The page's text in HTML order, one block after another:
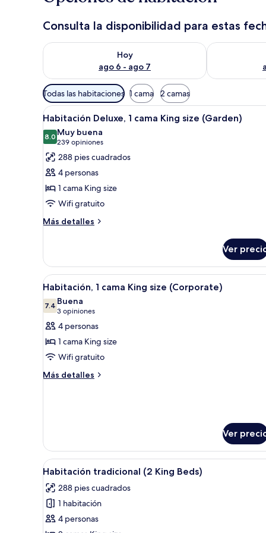
Consulta la disponibilidad para estas
Hoy
ago 6 - ago 7
Consulta la disponibilidad para hoy ago 6 - ago 7
Consulta la
Filtros
disponibles
para
las
habitaciones
Todas las habitaciones 1 cama 2 camas
Abrir
todas
las
fotos
de
Habitación
Deluxe,
1
cama
(Garden)
Una habitación de hotel con
5
Habitación Deluxe, 1 cama King size (Garden)
8.08.0 de 10
Muy buena
239 opiniones
(239
opiniones)
288 pies cuadrados
4 personas
1 cama King size
Wifi gratuito
Más detalles
Más
Deluxe,
cama
King
size
(Garden)
Ver
Abrir
todas
las
fotos
de
Habitación,
cama
Habitación de hotel con una
5
Habitación, 1 cama King size (Corporate)
7.47.4 de 10
Buena
3 opiniones
(3
opiniones)
4 personas
1 cama King size
Wifi gratuito
Más detalles
Más
size
(Corporate)
Ver
Abrir
todas
las
fotos
de
Habitación de hotel con dos
4
Habitación tradicional (2 King Beds)
288 pies cuadrados
1 habitación
4 personas